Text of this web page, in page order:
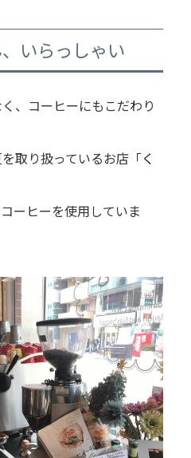
いらっしゃい
、コーヒーにもこだわり
取り扱っているお店「く
ーヒーを使用していま